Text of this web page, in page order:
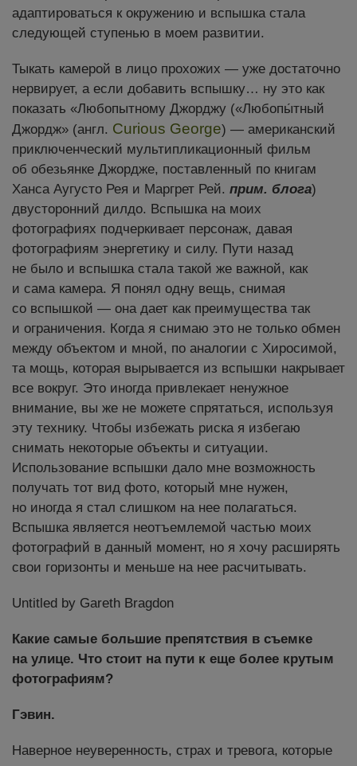
адаптироваться к окружению и вспышка стала
следующей ступенью в моем развитии.
Тыкать камерой в лицо прохожих — уже достаточно
нервирует, а если добавить вспышку… ну это как
показать «Любопытному Джорджу («Любопы́тный
Джордж» (англ. Curious George) — американский
приключенческий мультипликационный фильм
об обезьянке Джордже, поставленный по книгам
Ханса Аугусто Рея и Маргрет Рей. прим. блога)
двусторонний дилдо. Вспышка на моих
фотографиях подчеркивает персонаж, давая
фотографиям энергетику и силу. Пути назад
не было и вспышка стала такой же важной, как
и сама камера. Я понял одну вещь, снимая
со вспышкой — она дает как преимущества так
и ограничения. Когда я снимаю это не только обмен
между объектом и мной, по аналогии с Хиросимой,
та мощь, которая вырывается из вспышки накрывает
все вокруг. Это иногда привлекает ненужное
внимание, вы же не можете спрятаться, используя
эту технику. Чтобы избежать риска я избегаю
снимать некоторые объекты и ситуации.
Использование вспышки дало мне возможность
получать тот вид фото, который мне нужен,
но иногда я стал слишком на нее полагаться.
Вспышка является неотъемлемой частью моих
фотографий в данный момент, но я хочу расширять
свои горизонты и меньше на нее расчитывать.
Untitled by Gareth Bragdon
Какие самые большие препятствия в съемке
на улице. Что стоит на пути к еще более крутым
фотографиям?
Гэвин.
Наверное неуверенность, страх и тревога, которые